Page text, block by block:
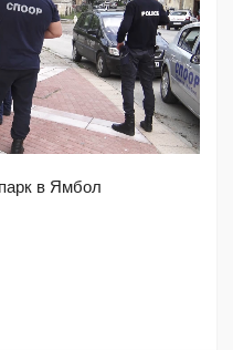
в Ямбол